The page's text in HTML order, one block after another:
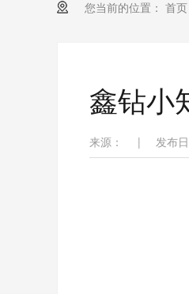
您当前的位置： 首页
鑫钻小
来源： | 发布